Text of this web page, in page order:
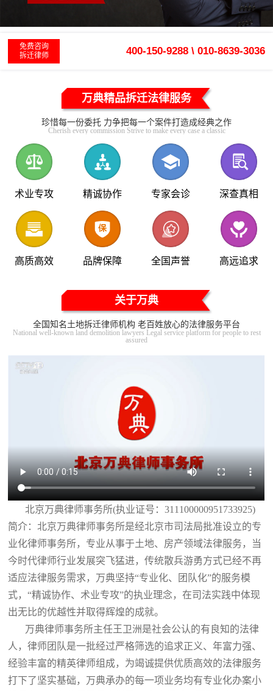
免费咨询
拆迁律师
400-150-9288 \ 010-8639-3036
万典精品拆迁法律服务
珍惜每一份委托 力争把每一个案件打造成经典之作
Cherish every commission Strive to make every case a classic
术业专攻 精诚协作 专家会诊 深查真相
高质高效 品牌保障 全国声誉 高远追求
关于万典
全国知名土地拆迁律师机构 老百姓放心的法律服务平台
National well-known land demolition lawyers Legal service platform for people to rest
assured
北京万典律师事务所(执业证号：311100000951733925)
简介：北京万典律师事务所是经北京市司法局批准设立的专
业化律师事务所，专业从事于土地、房产领域法律服务，当
今时代律师行业发展突飞猛进，传统散兵游勇方式已经不再
适应法律服务需求，万典坚持“专业化、团队化”的服务模
式，“精诚协作、术业专攻”的执业理念，在司法实践中体现
出无比的优越性并取得辉煌的成就。
万典律师事务所主任王卫洲是社会公认的有良知的法律
人，律师团队是一批经过严格筛选的追求正义、年富力强、
经验丰富的精英律师组成，为竭诚提供优质高效的法律服务
打下了坚实基础，万典承办的每一项业务均有专业化办案小